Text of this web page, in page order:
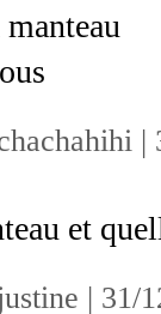
|
et
| 31/